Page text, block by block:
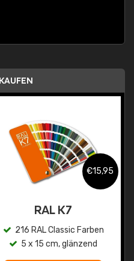
€15,95
RAL K7
Classic Farben
15 cm, glänzend